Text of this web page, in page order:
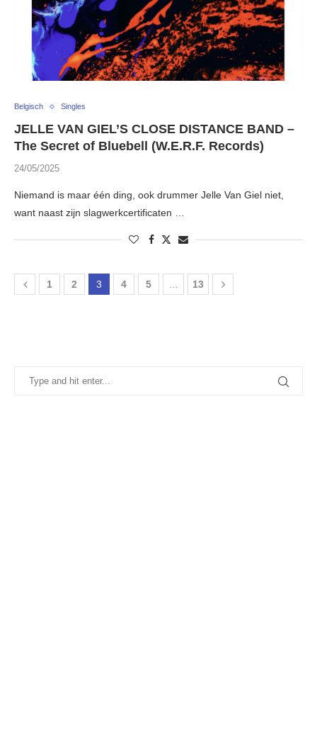
Belgisch Singles
JELLE VAN GIEL’S CLOSE DISTANCE BAND –
The Secret of Bluebell (W.E.R.F. Records)
24/05/2025
Niemand is maar één ding, ook drummer Jelle Van Giel niet,
want naast zijn slagwerkcertificaten …
1 2 3 4 5 … 13